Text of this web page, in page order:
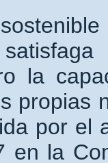
la
propias
por el
la